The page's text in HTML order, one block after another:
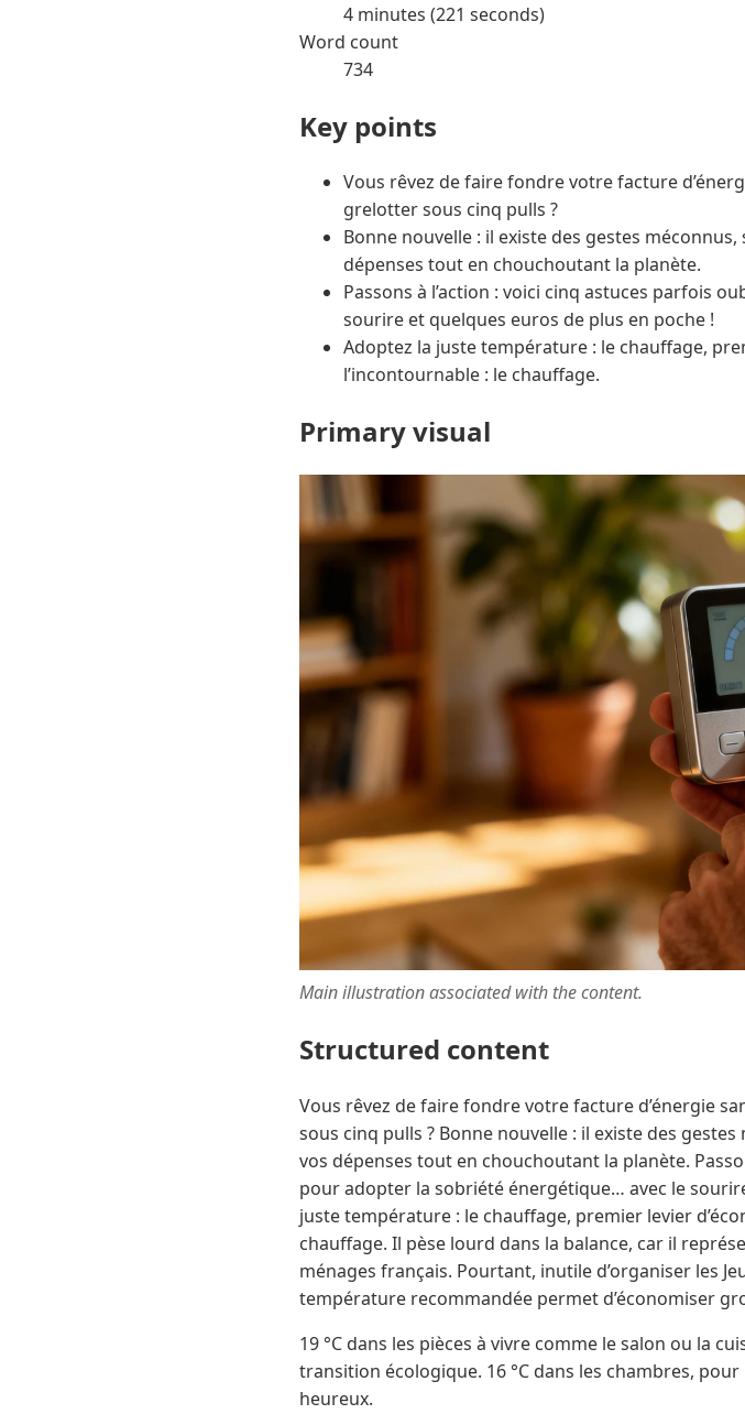
4 minutes (221 seconds)
Word count
734
Key points
Vous rêvez de faire fondre votre facture
grelotter sous cinq pulls ?
Bonne nouvelle : il existe des gestes
dépenses tout en chouchoutant la planète.
Passons à l’action : voici cinq astuces parfois
sourire et quelques euros de plus en poche !
Adoptez la juste température : le chauffage,
l’incontournable : le chauffage.
Primary visual
Main illustration associated with the content.
Structured content
Vous rêvez de faire fondre votre facture d’énergie
sous cinq pulls ? Bonne nouvelle : il existe des
vos dépenses tout en chouchoutant la planète.
pour adopter la sobriété énergétique… avec le
juste température : le chauffage, premier levier
chauffage. Il pèse lourd dans la balance, car il
ménages français. Pourtant, inutile d’organiser les
température recommandée permet d’économiser
19 °C dans les pièces à vivre comme le salon ou la
transition écologique. 16 °C dans les chambres,
heureux.